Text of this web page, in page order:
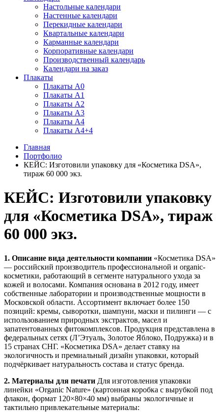
Настольные календари
Настенные календари
Перекидные календари
Квартальные календари
Карманные календари
Корпоративные календари
Производственный календарь
Календари на заказ
Плакаты
Плакаты А0
Плакаты А1
Плакаты А2
Плакаты А3
Плакаты А4
Плакаты А4+4
Главная
Портфолио
КЕЙС: Изготовили упаковку для «Косметика DSA»,
тираж 60 000 экз.
КЕЙС: Изготовили упаковку
для «Косметика DSA», тираж
60 000 экз.
1. Описание вида деятельности компании «Косметика DSA»
— российский производитель профессиональной и organic-
косметики, работающий в сегменте натурального ухода за
кожей и волосами. Компания основана в 2012 году, имеет
собственные лаборатории и производственные мощности в
Московской области. Ассортимент включает более 150
позиций: кремы, сыворотки, шампуни, маски и пилинги — с
использованием природных экстрактов, масел и
запатентованных фитокомплексов. Продукция представлена в
федеральных сетях (Л’Этуаль, Золотое Яблоко, Подружка) и в
15 странах СНГ. «Косметика DSA» делает ставку на
экологичность и премиальный дизайн упаковки, который
подчёркивает натуральность состава и статус бренда.
2. Материалы для печати Для изготовления упаковки
линейки «Organic Nature» (картонная коробка с вырубкой под
флакон, формат 120×80×40 мм) выбраны экологичные и
тактильно привлекательные материалы: